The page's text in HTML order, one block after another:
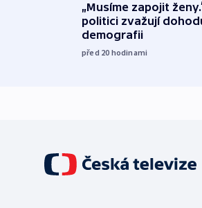
„Musíme zapojit
politici zvažují
demografii
před 20 hodinami